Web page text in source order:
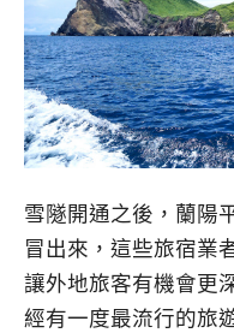
雪隧開通之後，蘭陽
冒出來，這些旅宿業
讓外地旅客有機會更
經有一度最流行的旅